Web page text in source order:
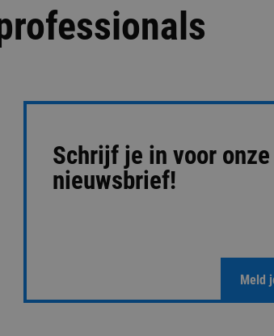
Schrijf je in voor onze
nieuwsbrief!
Meld